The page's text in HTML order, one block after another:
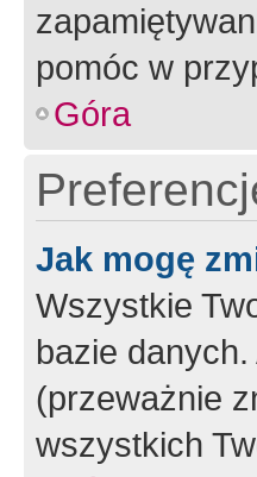
pomóc w
Góra
Jak mogę
Wszystkie
bazie
(przeważnie
wszystkich